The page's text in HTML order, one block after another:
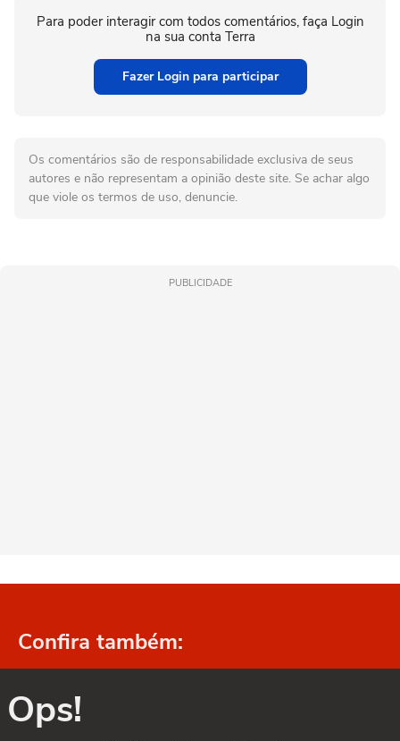
Para poder interagir com todos comentários, faça Login
na sua conta Terra
Fazer Login para participar
Os comentários são de responsabilidade exclusiva de seus
autores e não representam a opinião deste site. Se achar algo
que viole os termos de uso, denuncie.
PUBLICIDADE
Confira também:
Ops!